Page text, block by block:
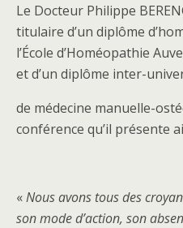
Le Docteur Philippe
titulaire d’un diplôme
l’École d’Homéopathie
et d’un diplôme inter-
de médecine manuelle-
conférence qu’il présente
«Nous avons tous des
son mode d’action, son